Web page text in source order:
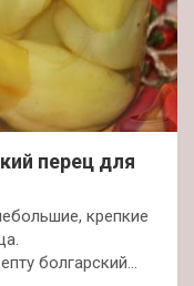
перец для
крепкие
болгарский…